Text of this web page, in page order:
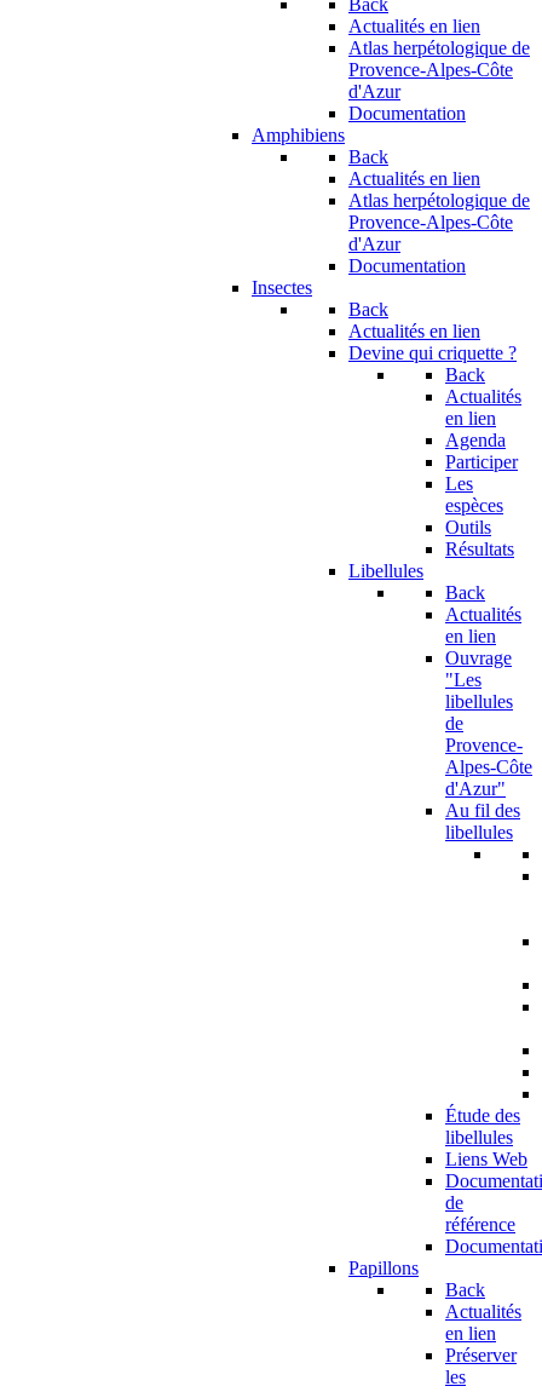
Back
Actualités en lien
Atlas herpétologique de
Provence-Alpes-Côte
d'Azur
Documentation
Amphibiens
Back
Actualités en lien
Atlas herpétologique de
Provence-Alpes-Côte
d'Azur
Documentation
Insectes
Back
Actualités en lien
Devine qui criquette ?
Back
Actualités
en lien
Agenda
Participer
Les
espèces
Outils
Résultats
Libellules
Back
Actualités
en lien
Ouvrage
"Les
libellules
de
Provence-
Alpes-Côte
d'Azur"
Au fil des
libellules
Étude des
libellules
Liens Web
de
référence
Papillons
Back
Actualités
en lien
Préserver
les